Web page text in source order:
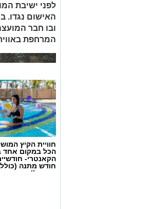
לפני ישיבת
האישום נגדו.
ובו חבר
המרחפת
חוויית הקיץ
הכל במקום אחד
הקאנטרי-
חודש מתנה (כולל
החגים!)